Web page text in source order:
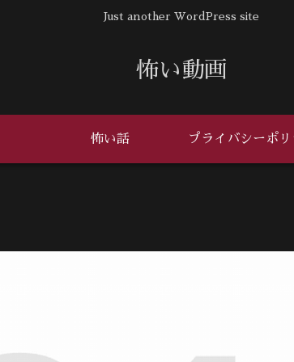
Just another WordPress site
怖い動画
怖い話 プライバシーポリ